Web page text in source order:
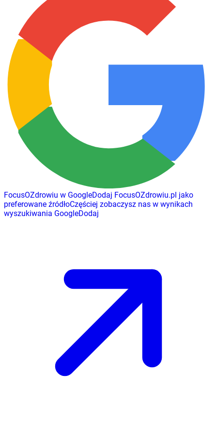
FocusOZdrowiu w GoogleDodaj FocusOZdrowiu.pl jako
preferowane źródłoCzęściej zobaczysz nas w wynikach
wyszukiwania GoogleDodaj